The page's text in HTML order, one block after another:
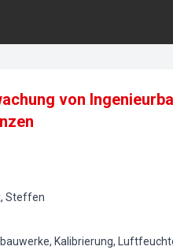
von
Steffen
Kalibrierung,